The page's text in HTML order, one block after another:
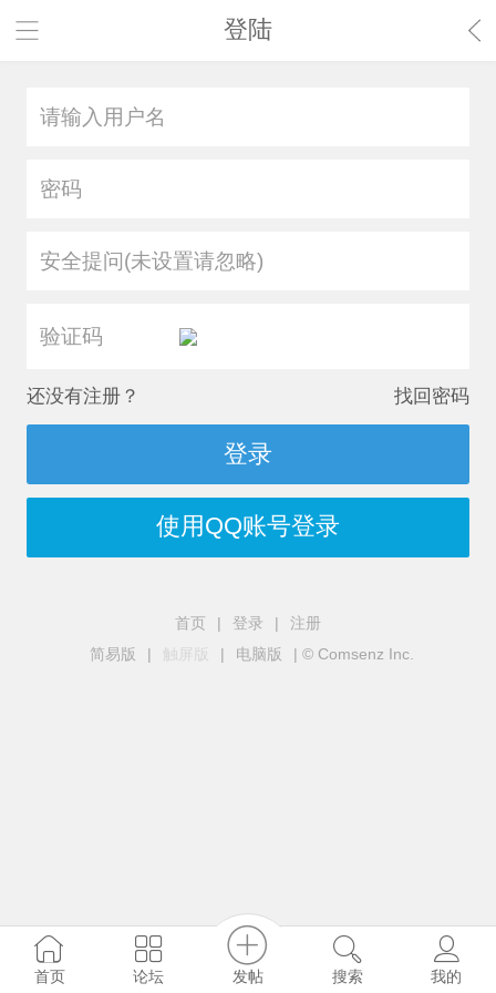
登陆
安全提问(未设置请忽略)
还没有注册？ 找回密码
登录
使用QQ账号登录
首页 | 登录 |
注册
简易版
| 触屏版 | 电脑版 | © Comsenz Inc.
首页 论坛 发帖 搜索 我的